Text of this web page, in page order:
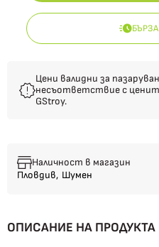
Наличност в магазин
Пловдив, Шумен
Цени валидни за
несъответствие с
GStroy.
ОПИСАНИЕ НА ПРОДУКТА